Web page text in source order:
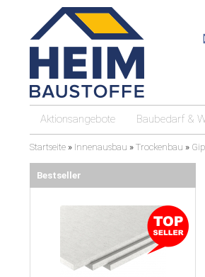
Aktionsangebote Baubedarf &
Startseite » Innenausbau » Trockenbau »
Bestseller